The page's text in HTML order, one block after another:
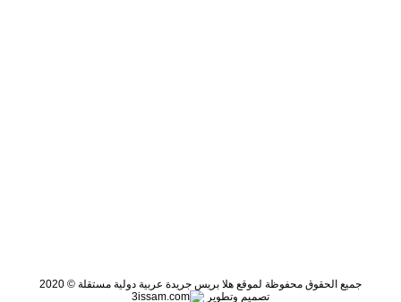
جميع الحقوق محفوظة لموقع هلا بريس جريدة عربية دولية مستقلة © 2020
تصميم وتطوير